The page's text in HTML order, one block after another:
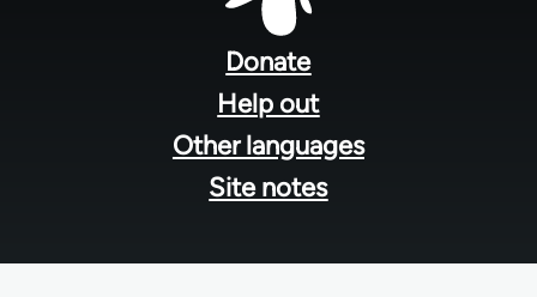
Donate
Help out
Other languages
Site notes